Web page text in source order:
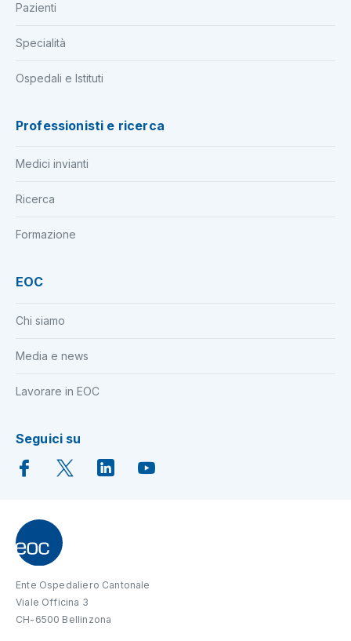
Pazienti
Specialità
Ospedali e Istituti
Professionisti e ricerca
Medici invianti
Ricerca
Formazione
EOC
Chi siamo
Media e news
Lavorare in EOC
Seguici su
Ente Ospedaliero Cantonale
Viale Officina 3
CH-6500 Bellinzona